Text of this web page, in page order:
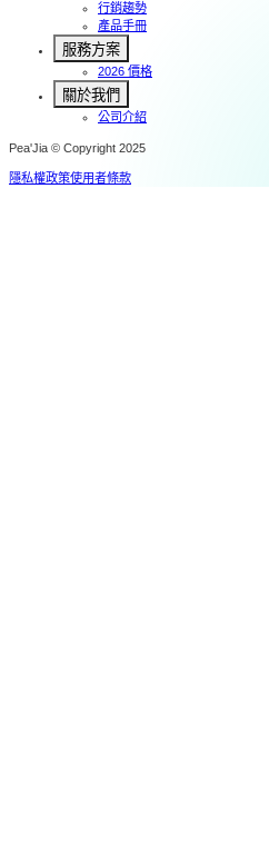
行銷趨勢
產品手冊
服務方案
2026 價格
關於我們
公司介紹
Pea'Jia © Copyright 2025
隱私權政策使用者條款